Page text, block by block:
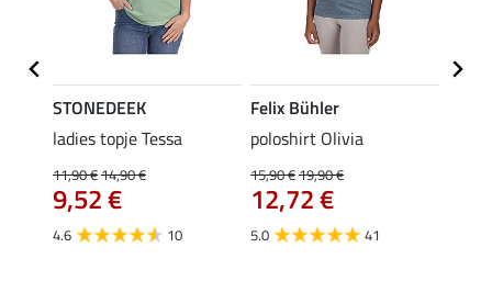
STONEDEEK
ladies topje Tessa
11,90 €14,90 €
9,52 €
4.6 10
Felix Bühler
poloshirt Olivia
15,90 €19,90 €
12,72 €
5.0 41